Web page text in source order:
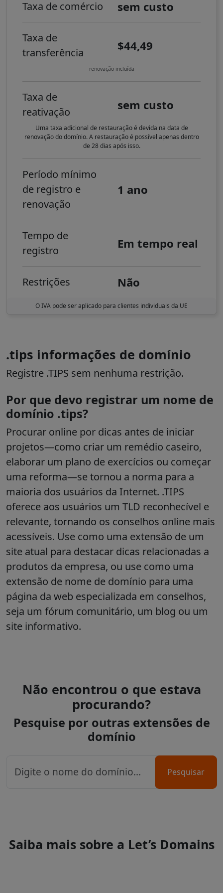
Taxa de comércio sem custo
Taxa de
transferência
$44,49
renovação incluída
Taxa de
reativação
sem custo
Uma taxa adicional de restauração é devida na data de
renovação do domínio. A restauração é possível apenas dentro
de 28 dias após isso.
Período mínimo
de registro e
renovação
1 ano
Tempo de
registro
Em tempo real
Restrições Não
O IVA pode ser aplicado para clientes individuais da UE
.tips informações de domínio
Registre .TIPS sem nenhuma restrição.
Por que devo registrar um nome de
domínio .tips?
Procurar online por dicas antes de iniciar
projetos—como criar um remédio caseiro,
elaborar um plano de exercícios ou começar
uma reforma—se tornou a norma para a
maioria dos usuários da Internet. .TIPS
oferece aos usuários um TLD reconhecível e
relevante, tornando os conselhos online mais
acessíveis. Use como uma extensão de um
site atual para destacar dicas relacionadas a
produtos da empresa, ou use como uma
extensão de nome de domínio para uma
página da web especializada em conselhos,
seja um fórum comunitário, um blog ou um
site informativo.
Não encontrou o que estava
procurando?
Pesquise por outras extensões de
domínio
Pesquisar